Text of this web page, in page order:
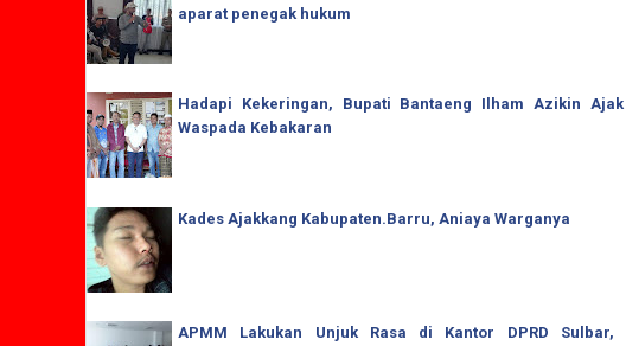
aparat penegak hukum
Hadapi Kekeringan, Bupati Bantaeng Ilham Azikin
Waspada Kebakaran
Kades Ajakkang Kabupaten.Barru, Aniaya Warganya
APMM Lakukan Unjuk Rasa di Kantor DPRD